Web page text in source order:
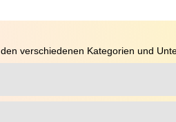
verschiedenen Kategorien und